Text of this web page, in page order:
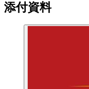
添付資料